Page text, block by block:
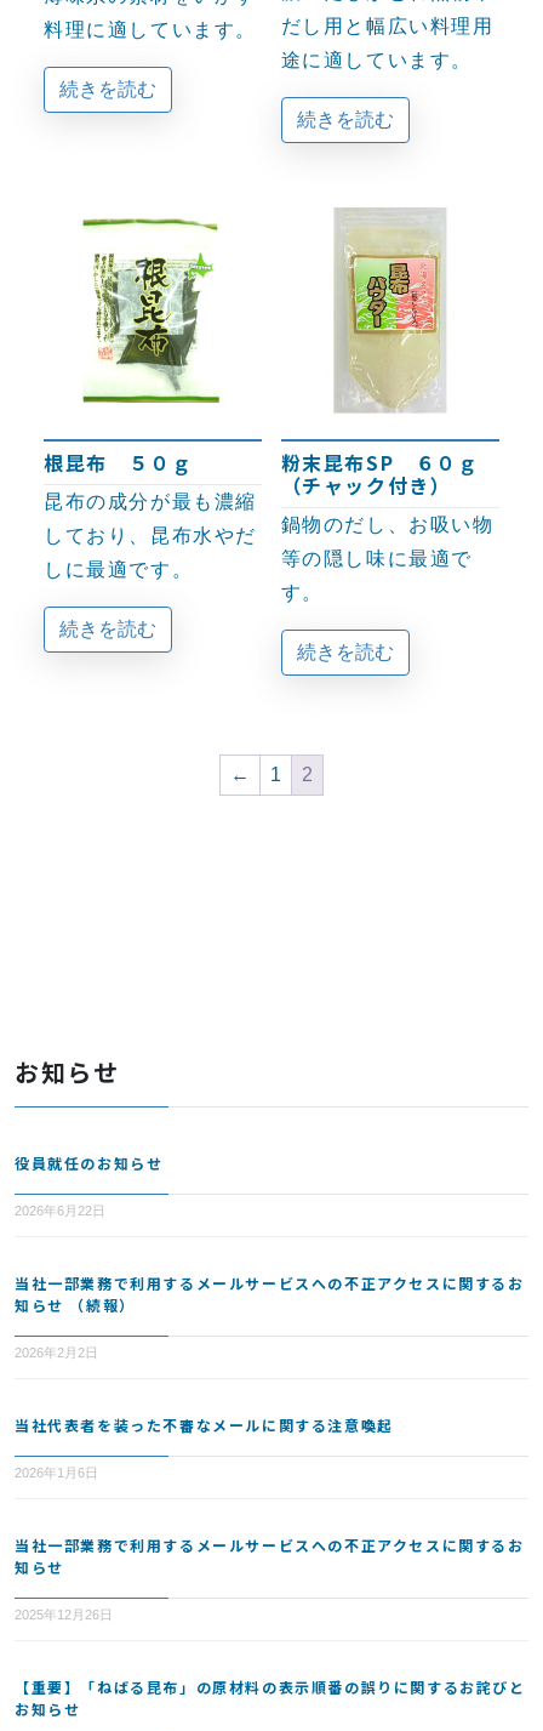
料理に適しています。
続きを読む
だし用と幅広い料理用
途に適しています。
続きを読む
根昆布 ５０ｇ
昆布の成分が最も濃縮
しており、昆布水やだ
しに最適です。
続きを読む
粉末昆布SP ６０ｇ
（チャック付き）
鍋物のだし、お吸い物
等の隠し味に最適で
す。
続きを読む
← 1 2
お知らせ
役員就任のお知らせ
2026年6月22日
当社一部業務で利用するメールサービスへの不正アクセスに関するお
知らせ （続報）
2026年2月2日
当社代表者を装った不審なメールに関する注意喚起
2026年1月6日
当社一部業務で利用するメールサービスへの不正アクセスに関するお
知らせ
2025年12月26日
【重要】「ねばる昆布」の原材料の表示順番の誤りに関するお詫びと
お知らせ